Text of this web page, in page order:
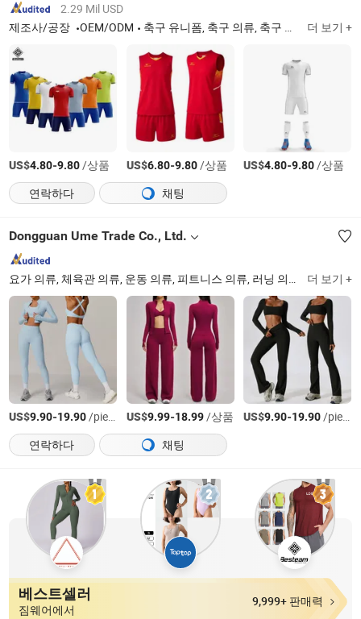
2.29 Mil USD
제조사/공장
OEM/ODM 축구 유니폼, 축구 의류, 축구 셔츠, 골키퍼, 풋볼 유니폼, 풋볼 셔츠, 심판, 맞춤 풋볼 키트 더 보기 +
US$4.80-9.80/상품 US$6.80-9.80/상품 US$4.80-9.80/상품
연락하다
채팅
Dongguan Ume Trade Co., Ltd.
요가 의류, 체육관 의류, 운동 의류, 피트니스 의류, 러닝 의류, 테니스 의류, 골프 의류, 필라테스 의류, 패션 피트니스, 스포츠웨어 더 보기 +
US$9.90-19.90/piece US$9.99-18.99/상품 US$9.90-19.90/piece
연락하다
채팅
베스트셀러
짐웨어에서
9,999+ 판매력